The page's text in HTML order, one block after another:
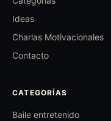
Ideas
Charlas Motivacionales
Contacto
CATEGORÍAS
Baile entretenido